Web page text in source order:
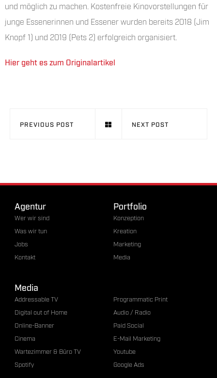
und möglich zu machen. Kostenfreie Kinovorstellungen für
junge Essenerinnen und Essener wurden bereits 2018 (Jim
Knopf 1) und 2019 (Pets 2) erfolgreich organisiert.
Hier geht es zum Originalartikel
PREVIOUS POST NEXT POST
Agentur
Wer wir sind
Was wir tun
Jobs
Kontakt
Portfolio
Konzeption
Kreation
Marketing
Media
Media
Addressable TV
Digital out of Home
Online-Banner
Cinema
Wartezimmer & Büro TV
Spotify
Programmatic Print
Audio / Radio
Paid Social
E-Mail Marketing
Youtube
Google Ads